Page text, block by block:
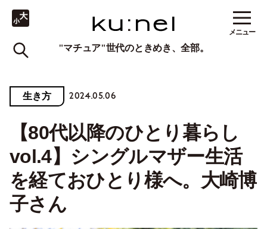
"マチュア"世代のときめき、全部。
メニュー
生き方 2024.05.06
【80代以降のひとり暮らし
vol.4】シングルマザー生活
を経ておひとり様へ。大崎博
子さん